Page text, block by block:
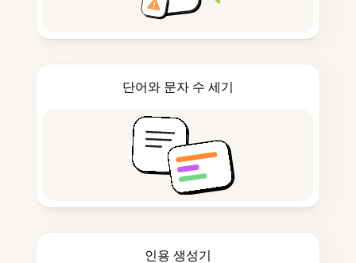
단어와 문자 수 세기
인용 생성기